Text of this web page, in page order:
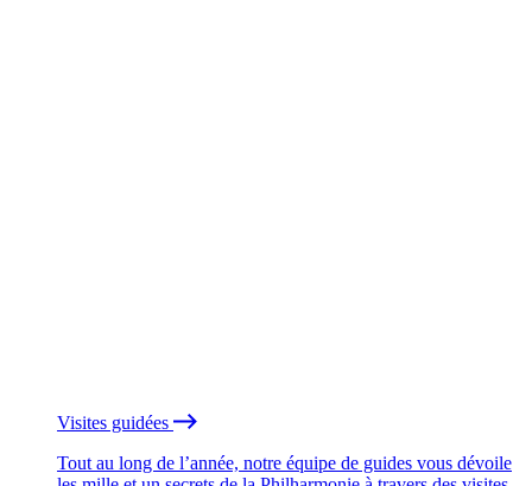
Visites guidées
Tout au long de l’année, notre équipe de guides vous dévoile